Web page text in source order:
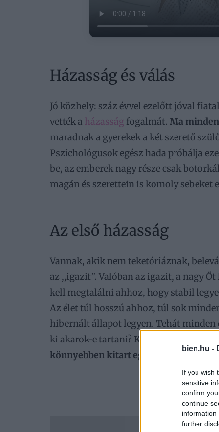
bien.hu -
If you wish
sensitive
confirm
continue
information
further
Házasság és válás
Jó közhely: száz évvel ezelőtt jóval
vették a házasság fogalmát. Ma
maradnak a gyerekek a két szerető
Pszichológusok egész hada próbálja
be, az emberek nagy része csak
magán és szerettein is komoly sebeket
Az első házasság
Vannak, akik nem teketóriáznak,
az ,,igazit”. Valóban az igazit, a nagy
kell megtalálni ahhoz, hogy stabil
Az élet túl hosszú ahhoz, túl sok
hibernált állapot legyen. Tehát minden
ki akarok-e tartani? Két önmagát és a
könnyebben kitart egymás mellett.A
A cikk